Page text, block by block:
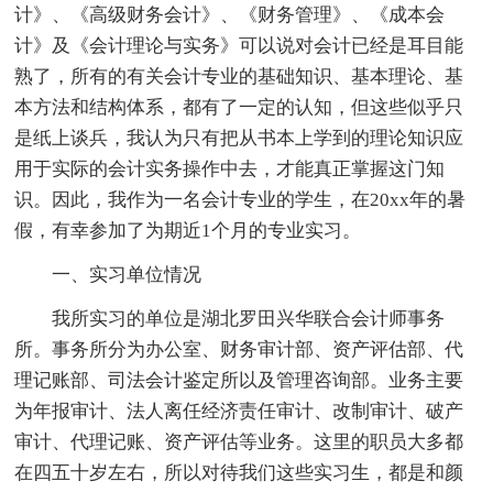
计》、《高级财务会计》、《财务管理》、《成本会
计》及《会计理论与实务》可以说对会计已经是耳目能
熟了，所有的有关会计专业的基础知识、基本理论、基
本方法和结构体系，都有了一定的认知，但这些似乎只
是纸上谈兵，我认为只有把从书本上学到的理论知识应
用于实际的会计实务操作中去，才能真正掌握这门知
识。因此，我作为一名会计专业的学生，在20xx年的暑
假，有幸参加了为期近1个月的专业实习。
一、实习单位情况
我所实习的单位是湖北罗田兴华联合会计师事务
所。事务所分为办公室、财务审计部、资产评估部、代
理记账部、司法会计鉴定所以及管理咨询部。业务主要
为年报审计、法人离任经济责任审计、改制审计、破产
审计、代理记账、资产评估等业务。这里的职员大多都
在四五十岁左右，所以对待我们这些实习生，都是和颜